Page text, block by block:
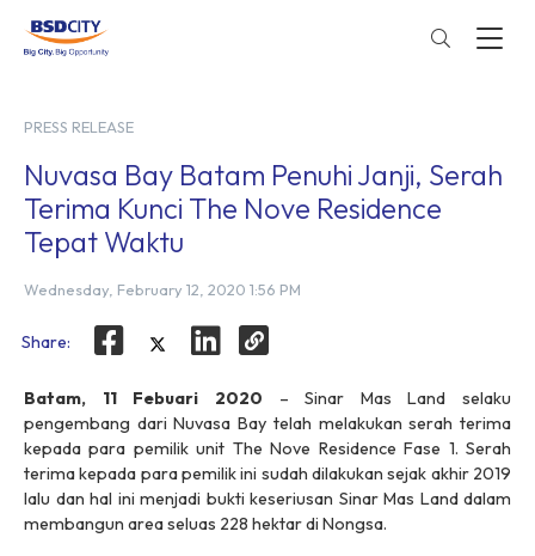
PRESS RELEASE
Nuvasa Bay Batam Penuhi Janji, Serah
Terima Kunci The Nove Residence
Tepat Waktu
Wednesday, February 12, 2020 1:56 PM
Share:
Batam, 11 Febuari 2020 – Sinar Mas Land selaku
pengembang dari Nuvasa Bay telah melakukan serah terima
kepada para pemilik unit The Nove Residence Fase 1. Serah
terima kepada para pemilik ini sudah dilakukan sejak akhir 2019
lalu dan hal ini menjadi bukti keseriusan Sinar Mas Land dalam
membangun area seluas 228 hektar di Nongsa.